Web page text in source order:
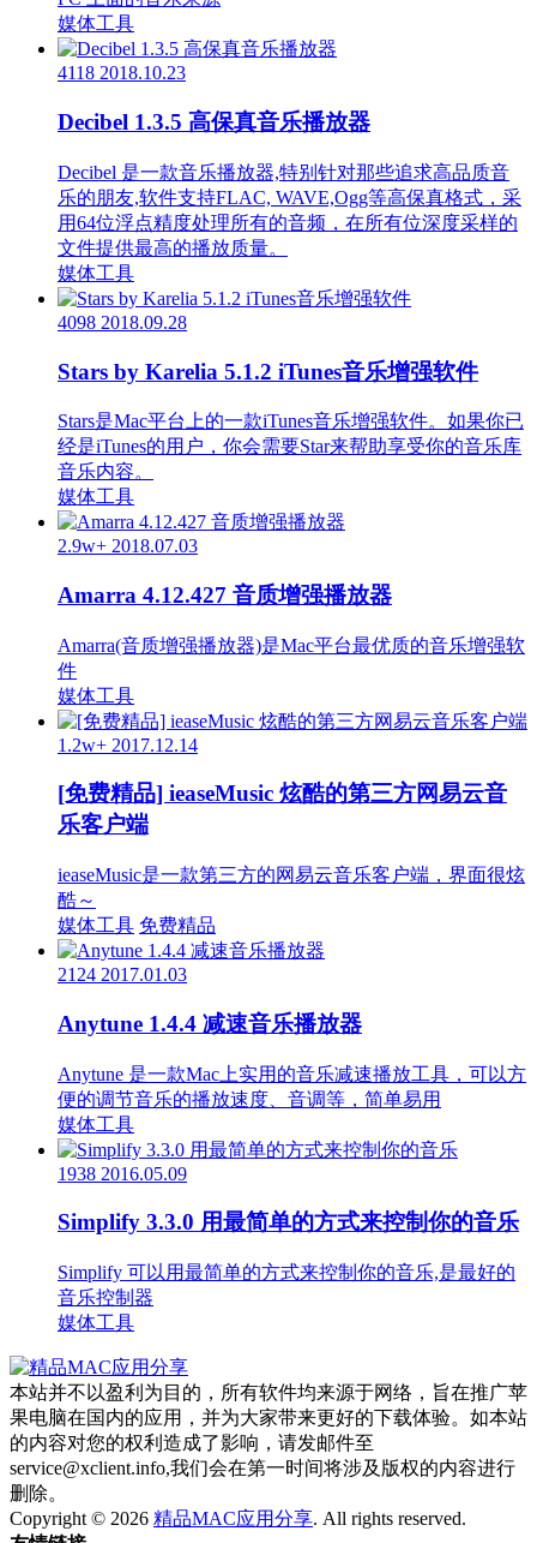
媒体工具
4118 2018.10.23
Decibel 1.3.5 高保真音乐播放器
Decibel 是一款音乐播放器,特别针对那些追求高品质音
乐的朋友,软件支持FLAC, WAVE,Ogg等高保真格式，采
用64位浮点精度处理所有的音频，在所有位深度采样的
文件提供最高的播放质量。
媒体工具
4098 2018.09.28
Stars by Karelia 5.1.2 iTunes音乐增强软件
Stars是Mac平台上的一款iTunes音乐增强软件。如果你已
经是iTunes的用户，你会需要Star来帮助享受你的音乐库
音乐内容。
媒体工具
2.9w+ 2018.07.03
Amarra 4.12.427 音质增强播放器
Amarra(音质增强播放器)是Mac平台最优质的音乐增强软
件
媒体工具
1.2w+ 2017.12.14
[免费精品] ieaseMusic 炫酷的第三方网易云音
乐客户端
ieaseMusic是一款第三方的网易云音乐客户端，界面很炫
酷～
媒体工具 免费精品
2124 2017.01.03
Anytune 1.4.4 减速音乐播放器
Anytune 是一款Mac上实用的音乐减速播放工具，可以方
便的调节音乐的播放速度、音调等，简单易用
媒体工具
1938 2016.05.09
Simplify 3.3.0 用最简单的方式来控制你的音乐
Simplify 可以用最简单的方式来控制你的音乐,是最好的
音乐控制器
媒体工具
本站并不以盈利为目的，所有软件均来源于网络，旨在推广苹
果电脑在国内的应用，并为大家带来更好的下载体验。如本站
的内容对您的权利造成了影响，请发邮件至
service@xclient.info,我们会在第一时间将涉及版权的内容进行
删除。
Copyright © 2026 精品MAC应用分享. All rights reserved.